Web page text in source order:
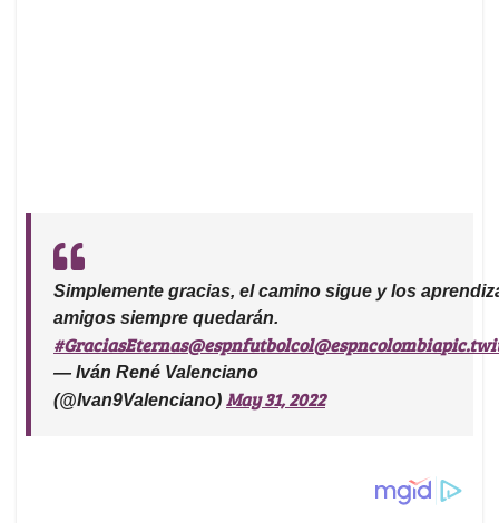
Simplemente gracias, el camino sigue y los
amigos siempre quedarán.
#GraciasEternas@espnfutbolcol@espncolombia
— Iván René Valenciano
(@Ivan9Valenciano) May 31, 2022